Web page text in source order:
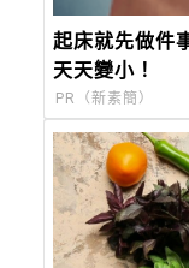
起床就先做件
天天變小！
PR（新素簡）